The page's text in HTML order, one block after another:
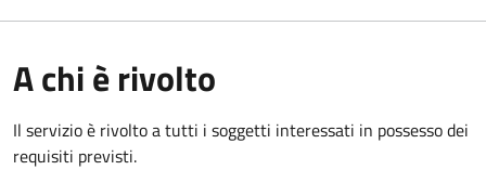
A chi è rivolto
Il servizio è rivolto a tutti i soggetti interessati in possesso dei
requisiti previsti.